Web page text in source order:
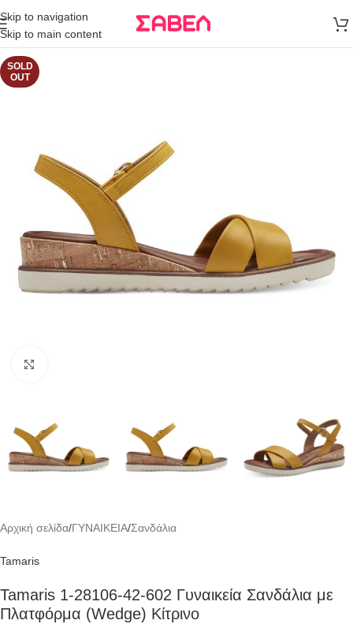
Skip to navigation
Skip to main content
άνω των 80€
Παραγγελία
SOLD
OUT
Αρχική σελίδα/ΓΥΝΑΙΚΕΙΑ/Σανδάλια
Tamaris
Tamaris 1-28106-42-602 Γυναικεία Σανδάλια με
Πλατφόρμα (Wedge) Κίτρινο